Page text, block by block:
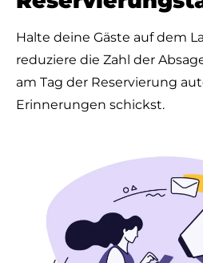
Halte deine Gäste auf dem
reduziere die Zahl der
am Tag der Reservierung
Erinnerungen schickst.